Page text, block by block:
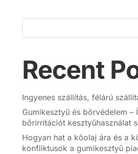
1093 Ft.990 Ft.
Recent
Ingyenes szállítás, félárú
Gumikesztyű és bőrvédelem –
bőrirritációt kesztyűhasználat
Hogyan hat a kőolaj ára és a
konfliktusok a gumikesztyű